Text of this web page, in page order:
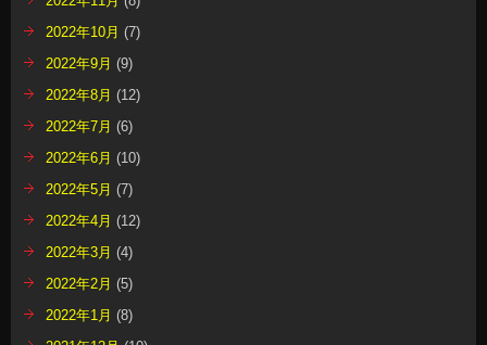
2022年10月 (7)
2022年9月 (9)
2022年8月 (12)
2022年7月 (6)
2022年6月 (10)
2022年5月 (7)
2022年4月 (12)
2022年3月 (4)
2022年2月 (5)
2022年1月 (8)